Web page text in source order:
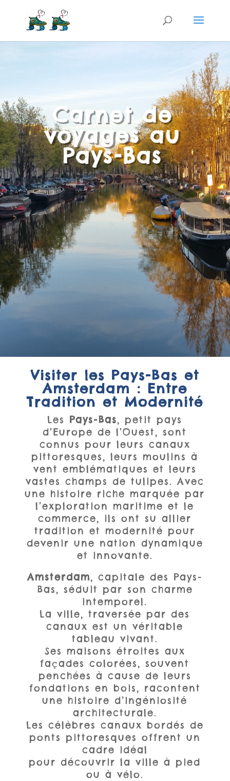
Carnet de
voyages au
Pays-Bas
Visiter les Pays-Bas et
Amsterdam : Entre
Tradition et Modernité
Les Pays-Bas, petit pays
d’Europe de l’Ouest, sont
connus pour leurs canaux
pittoresques, leurs moulins à
vent emblématiques et leurs
vastes champs de tulipes. Avec
une histoire riche marquée par
l’exploration maritime et le
commerce, ils ont su allier
tradition et modernité pour
devenir une nation dynamique
et innovante.
Amsterdam, capitale des Pays-
Bas, séduit par son charme
intemporel.
La ville, traversée par des
canaux est un véritable
tableau vivant.
Ses maisons étroites aux
façades colorées, souvent
penchées à cause de leurs
fondations en bois, racontent
une histoire d’ingéniosité
architecturale.
Les célèbres canaux bordés de
ponts pittoresques offrent un
cadre idéal
pour découvrir la ville à pied
ou à vélo.